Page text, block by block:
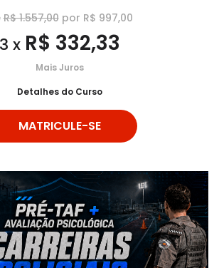
R$ 1.557,00por R$ 997,00
3 x R$ 332,33
Mais Juros
Detalhes do Curso
MATRICULE-SE